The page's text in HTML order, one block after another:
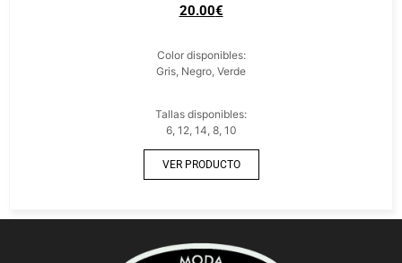
20.00€
Color disponibles:
Gris, Negro, Verde
Tallas disponibles:
6, 12, 14, 8, 10
VER PRODUCTO